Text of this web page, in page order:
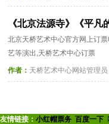
《北京法源寺》《平凡
北京天桥艺术中心官方网上订
艺等演出,天桥艺术中心订票
作者： 天桥艺术中心网站管理
友情链接： 小红帽票务 百度一下